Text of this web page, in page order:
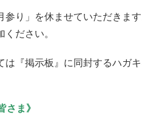
参り」を休ませていただきます
ださい。
は『掲示板』に同封するハガ
さま》